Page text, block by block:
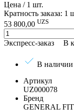
Цена / 1 шт.
Кратность заказа: 1
53 800,00 UZS
Экспресс-заказ В
В
Артикул
UZ000078
Бренд
GENERAL